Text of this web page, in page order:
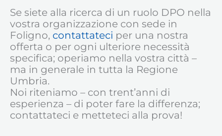
Se siete alla ricerca di un ruolo DPO nella
vostra organizzazione con sede in
Foligno, contattateci per una nostra
offerta o per ogni ulteriore necessità
specifica; operiamo nella vostra città –
ma in generale in tutta la Regione
Umbria.
Noi riteniamo – con trent’anni di
esperienza – di poter fare la differenza;
contattateci e metteteci alla prova!